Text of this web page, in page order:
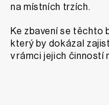
na místních trzích.
Ke zbavení se těchto
který by dokázal
v rámci jejich činností